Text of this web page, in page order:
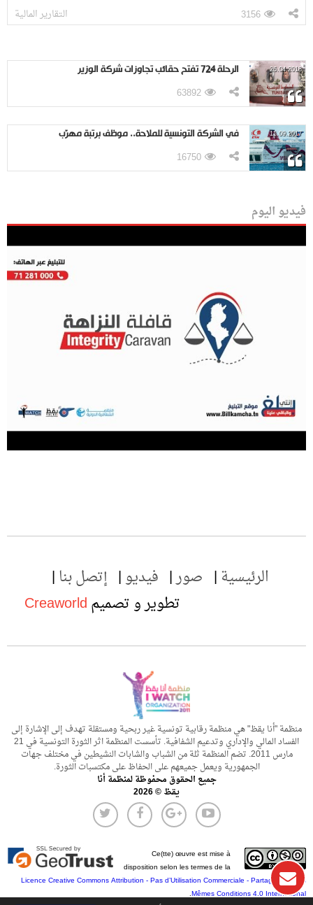
التقارير المالية 3156
26.04.2018 الرحلة 724 تفتح حقائب تجاوزات شركة الوزير
63892
11.09.2017 في الشركة التونسية للملاحة.. موظف برتبة مهرّب
16750
فيديو اليوم
الرئيسية صور فيديو
إتصل بنا
تطوير و تصميمCreaworld
منظمة "أنا يقظ" هي منظمة رقابية تونسية غير ربحية ومستقلة تهدف إلى الإشارة إلى
الفساد المالي والإداري وتدعيم الشفافية. تأسست المنظمة اثر الثورة التونسية في 21
مارس 2011. تضم المنظمة ثلة من الشباب والشابات النشيطين في مختلف جهات
الجمهورية ويعمل جميعهم على الحفاظ على مكتسبات الثورة.
جميع الحقوق محفوظة لمنظمة أنا
يقظ © 2026
Ce(tte) œuvre est mise à
disposition selon les termes de la
Licence Creative Commons Attribution - Pas d’Utilisation Commerciale - Partage dans les
Mêmes Conditions 4.0 International
.